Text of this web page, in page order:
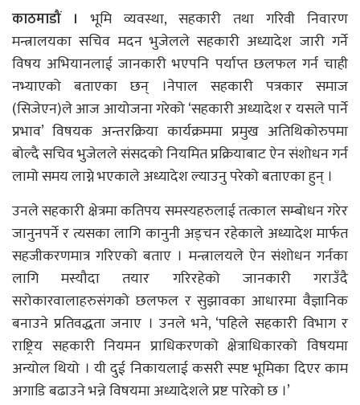
काठमाडौं । भूमि व्यवस्था, सहकारी तथा गरिवी निवारण
मन्त्रालयका सचिव मदन भुजेलले सहकारी अध्यादेश जारी गर्ने
विषय अभियानलाई जानकारी भएपनि पर्याप्त छलफल गर्न चाही
नभ्याएको बताएका छन् ।नेपाल सहकारी पत्रकार समाज
(सिजेएन)ले आज आयोजना गरेको ‘सहकारी अध्यादेश र यसले पार्ने
प्रभाव’ विषयक अन्तरक्रिया कार्यक्रममा प्रमुख अतिथिकोरुपमा
बोल्दै सचिव भुजेलले संसदको नियमित प्रक्रियाबाट ऐन संशोधन गर्न
लामो समय लाग्ने भएकाले अध्यादेश ल्याउनु परेको बताएका हुन् ।
उनले सहकारी क्षेत्रमा कतिपय समस्यहरुलाई तत्काल सम्बोधन गरेर
जानुनपर्ने र त्यसका लागि कानुनी अड्चन रहेकाले अध्यादेश मार्फत
सहजीकरणमात्र गरिएको बताए । मन्त्रालयले ऐन संशोधन गर्नका
लागि मस्यौदा तयार गरिरहेको जानकारी गराउँदै
सरोकारवालाहरुसंगको छलफल र सुझावका आधारमा वैज्ञानिक
बनाउने प्रतिवद्धता जनाए । उनले भने, ‘पहिले सहकारी विभाग र
राष्ट्रिय सहकारी नियमन प्राधिकरणको क्षेत्राधिकारको विषयमा
अन्योल थियो । यी दुई निकायलाई कसरी स्पष्ट भूमिका दिएर काम
अगाडि बढाउने भन्ने विषयमा अध्यादेशले प्रष्ट पारेको छ ।’